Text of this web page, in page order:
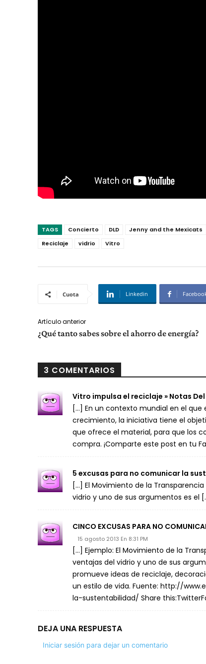
TAGS Concierto DLD Jenny and the Mexicats
Reciclaje
vidrio Vitro
Cuota Linkedin
Artículo anterior
¿Qué tanto sabes sobre el ahorro de energía?
3 COMENTARIOS
Vitro impulsa el reciclaje » Notas
[…] En un contexto mundial en el
crecimiento, la iniciativa tiene el
que ofrece el material, para que los
compra. ¡Comparte este post en tu
5 excusas para no comunicar la
[…] El Movimiento de la
vidrio y uno de sus argumentos es el
CINCO EXCUSAS PARA NO
15 agosto 2013 En 8:31 PM
[…] Ejemplo: El Movimiento de la
ventajas del vidrio y uno de sus
promueve ideas de reciclaje,
un estilo de vida. Fuente: http://
la-sustentabilidad/ Share
DEJA UNA RESPUESTA
Iniciar sesión para dejar un comentario